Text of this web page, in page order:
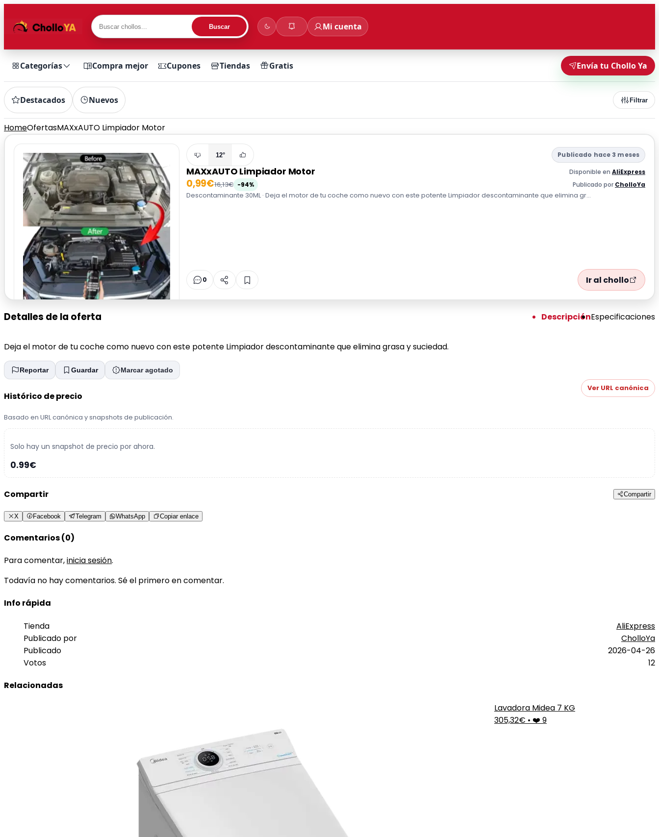
Buscar Mi cuenta
Categorías Compra mejor Cupones Tiendas Gratis Envía tu Chollo Ya
Destacados Nuevos Filtrar
HomeOfertasMAXxAUTO Limpiador Motor
12° Publicado hace 3 meses
MAXxAUTO Limpiador Motor Disponible en AliExpress
0,99€16,13€ -94% Publicado por CholloYa
Descontaminante 30ML · Deja el motor de tu coche como nuevo con este potente Limpiador descontaminante que elimina gr...
0 Ir al chollo
Detalles de la oferta DescripciónEspecificaciones
Deja el motor de tu coche como nuevo con este potente Limpiador descontaminante que elimina grasa y suciedad.
Reportar Guardar Marcar agotado
Histórico de precio
Basado en URL canónica y snapshots de publicación.
Ver URL canónica
Solo hay un snapshot de precio por ahora.
0.99€
Compartir Compartir
X Facebook Telegram WhatsApp Copiar enlace
Comentarios (0)
Para comentar,inicia sesión.
Todavía no hay comentarios. Sé el primero en comentar.
Info rápida
Tienda
AliExpress
Publicado por
CholloYa
Publicado
2026-04-26
Votos
12
Relacionadas
Lavadora Midea 7 KG
305,32€ • ❤️ 9